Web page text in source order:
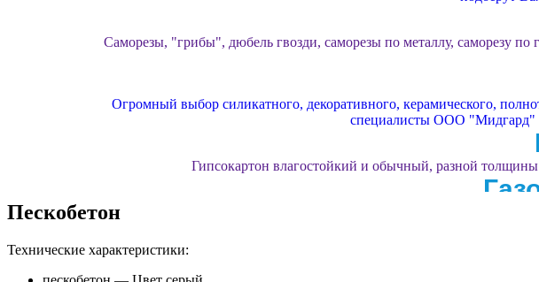
Саморезы, "грибы", дюбель гвозди, саморезы по металлу, саморезу
Огромный выбор силикатного, декоративного, керамического,
специалисты ООО "Мидгард"
Гипсокартон влагостойкий и обычный, разной
Утеплитель базальтовый и минвата, пенопласт в любых
Пескобетон
Технические характеристики: